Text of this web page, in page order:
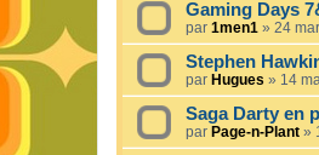
Gaming Days
par 1men1 » 24
Stephen
par Hugues » 14
Saga Darty en
par Page-n-Plant »